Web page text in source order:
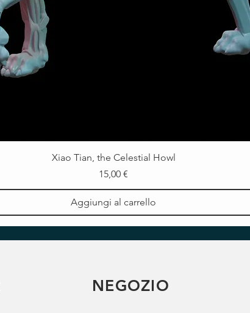
Xiao Tian, the Celestial Howl
Prezzo
15,00 €
Aggiungi al carrello
NEGOZIO